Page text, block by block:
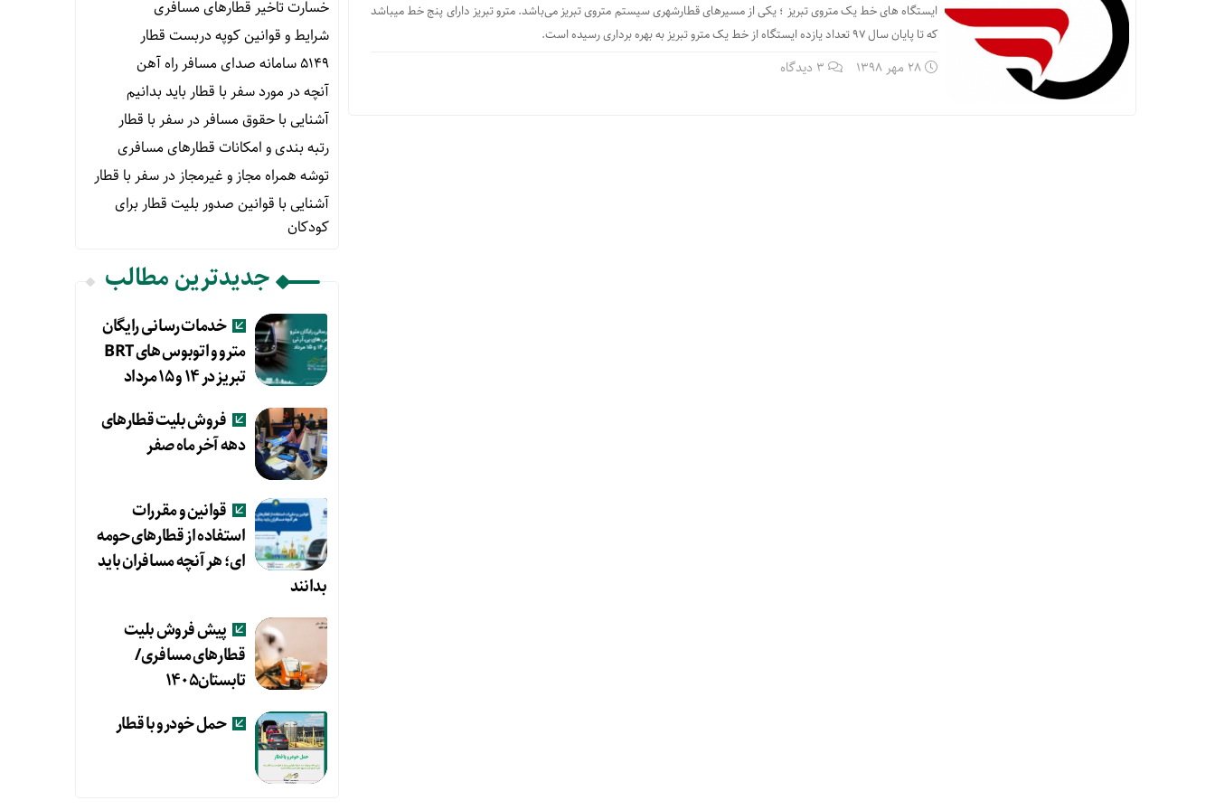
ایستگاه های خط یک متروی تبریز ؛ یکی از مسیرهای قطارشهری سیستم متروی تبریز می‌باشد. مترو تبریز دارای پنج خط میباشد
که تا پایان سال 97 تعداد یازده ایستگاه از خط یک مترو تبریز به بهره برداری رسیده است.
28 مهر 1398 3 دیدگاه
خسارت تاخیر قطارهای مسافری
شرایط و قوانین کوپه دربست قطار
۵۱۴۹ سامانه صدای مسافر راه آهن
آنچه در مورد سفر با قطار باید بدانیم
آشنایی با حقوق مسافر در سفر با قطار
رتبه بندی و امکانات قطارهای مسافری
توشه همراه مجاز و غیرمجاز در سفر با قطار
آشنایی با قوانین صدور بلیت قطار برای
کودکان
جدیدترین مطالب
خدمات رسانی رایگان
مترو و اتوبوس های BRT
تبریز در ۱۴ و ۱۵ مرداد
فروش بلیت قطارهای
دهه آخر ماه صفر
قوانین و مقررات
استفاده از قطارهای حومه
ای؛ هر آنچه مسافران باید
بدانند
پیش فروش بلیت
قطارهای مسافری/
تابستان۱۴۰۵
حمل خودرو با قطار